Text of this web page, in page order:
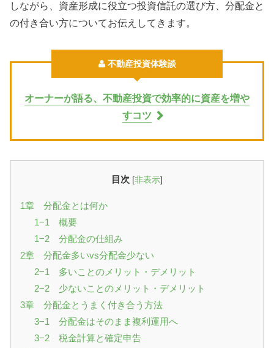
しながら、資産形成に役立つ投資信託の選び方、分配金と
の付き合い方についてお伝えしてきます。
不動産投資体験談
オーナーが語る、不動産投資で効率的に資産を増や
すコツ
目次 [非表示]
1章 分配金とは何か
1−1 概要
1−2 分配金の仕組み
2章 分配金多いvs分配金少ない
2−1 多いことのメリット・デメリット
2−2 少ないことのメリット・デメリット
3章 分配金とうまく付き合う方法
3−1 分配金はそのまま複利運用へ
3−2 税金計算と確定申告